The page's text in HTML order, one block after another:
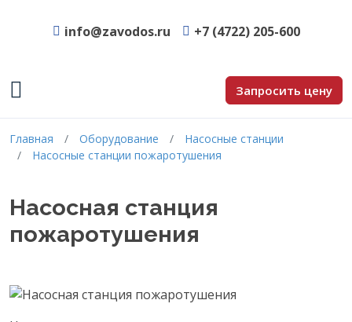
info@zavodos.ru +7 (4722) 205-600
Запросить цену
Главная Оборудование
Насосные станции
Насосные станции пожаротушения
Насосная станция
пожаротушения